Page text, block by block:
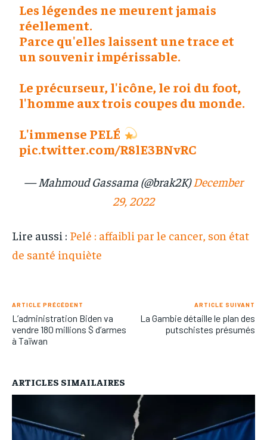
Les légendes ne meurent jamais
réellement.
Parce qu'elles laissent une trace et
un souvenir impérissable.
Le précurseur, l'icône, le roi du foot,
l'homme aux trois coupes du monde.
L'immense PELÉ
pic.twitter.com/R8lE3BNvRC
— Mahmoud Gassama (@brak2K) December
29, 2022
Lire aussi : Pelé : affaibli par le cancer, son état
de santé inquiète
ARTICLE PRÉCÉDENT
L’administration Biden va
vendre 180 millions $ d’armes
à Taïwan
ARTICLE SUIVANT
La Gambie détaille le plan des
putschistes présumés
ARTICLES SIMAILAIRES